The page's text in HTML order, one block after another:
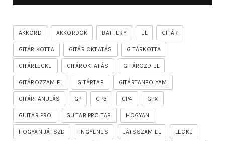
AKKORD AKKORDOK BATTERY EL GITÁR
GITÁR KOTTA GITÁR OKTATÁS GITÁRKOTTA
GITÁRLECKE GITÁROKTATÁS GITÁROZD EL
GITÁROZZAM EL GITÁRTAB GITÁRTANFOLYAM
GITÁRTANULÁS GP GP3 GP4 GPX
GUITAR PRO GUITAR PRO TAB HOGYAN
HOGYAN JÁTSZD INGYENES JÁTSSZAM EL LECKE